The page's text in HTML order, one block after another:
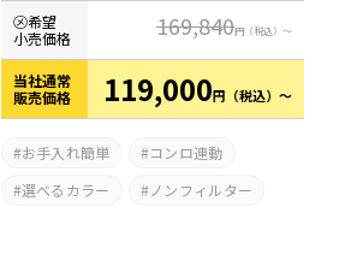
㋱希望
小売価格
169,840円 （税込）～
当社通常
販売価格
119,000円 （税込）～
お手入れ簡単
コンロ連動
選べるカラー
ノンフィルター